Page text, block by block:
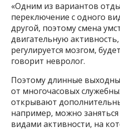
«Одним из вариантов
переключение с одного
другой, поэтому смена
двигательную
регулируется мозгом,
говорит невролог.
Поэтому длинные
от многочасовых
открывают
например, можно
видами активности, на